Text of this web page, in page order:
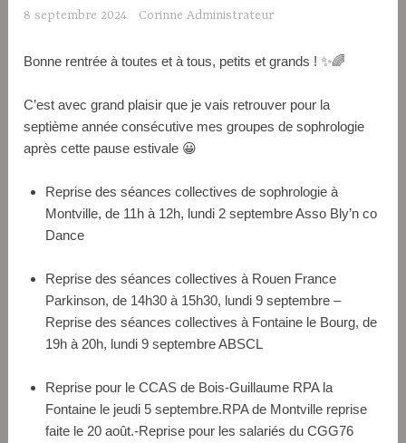
8 septembre 2024 Corinne Administrateur
Bonne rentrée à toutes et à tous, petits et grands ! ✨🌈
C’est avec grand plaisir que je vais retrouver pour la
septième année consécutive mes groupes de sophrologie
après cette pause estivale 😀
Reprise des séances collectives de sophrologie à
Montville, de 11h à 12h, lundi 2 septembre Asso Bly’n co
Dance
Reprise des séances collectives à Rouen France
Parkinson, de 14h30 à 15h30, lundi 9 septembre –
Reprise des séances collectives à Fontaine le Bourg, de
19h à 20h, lundi 9 septembre ABSCL
Reprise pour le CCAS de Bois-Guillaume RPA la
Fontaine le jeudi 5 septembre.RPA de Montville reprise
faite le 20 août.-Reprise pour les salariés du CGG76